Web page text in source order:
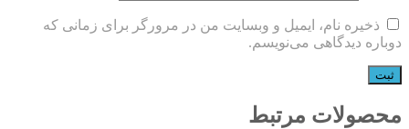
ذخیره نام، ایمیل و وبسایت من در مرورگر برای زمانی که
دوباره دیدگاهی می‌نویسم.
محصولات مرتبط